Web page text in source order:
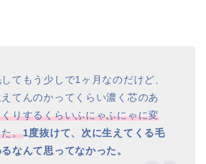
てもう少しで1ヶ月なのだけど、
てんのかってくらい濃く芯のあ
りするくらいふにゃふにゃに変
。1度抜けて、次に生えてくる毛
なんて思ってなかった。